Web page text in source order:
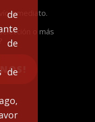
de
de
inmediato.
o más